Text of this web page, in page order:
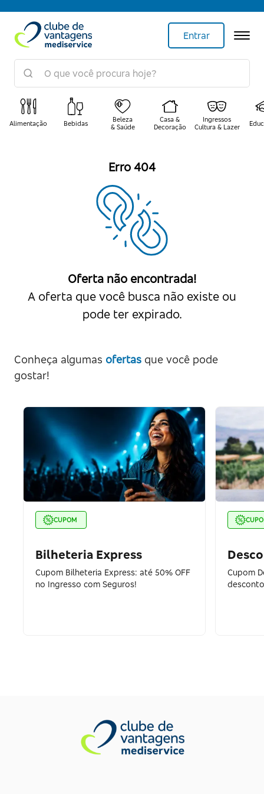
Entrar
Alimentação Bebidas
Beleza
& Saúde
Casa &
Decoração
Ingressos
Cultura & Lazer
Erro 404
Oferta não encontrada!
A oferta que você busca não existe ou
pode ter expirado.
Conheça algumas ofertas que você pode
gostar!
CUPOM
Bilheteria Express
Cupom Bilheteria Express: até 50% OFF
no Ingresso com Seguros!
Cupom